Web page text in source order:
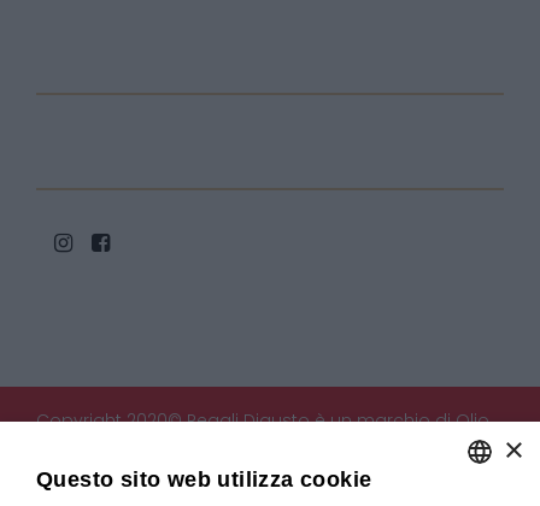
Copyright 2020© Regali Digusto è un marchio di Olio
Becchis di Becchis Danilo - Via Sommariva, 31/2/B -
10022 Carmagnola (TO) - PIVA 07980320019
×
Questo sito web utilizza cookie